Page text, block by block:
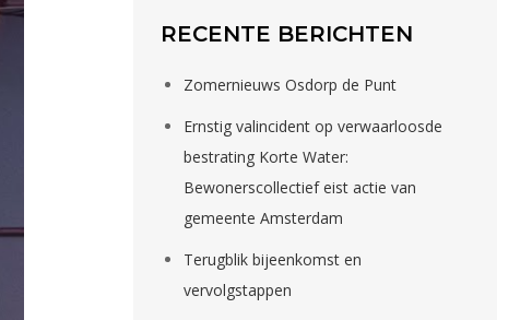
RECENTE BERICHTEN
Zomernieuws Osdorp de Punt
Ernstig valincident op verwaarloosde
bestrating Korte Water:
Bewonerscollectief eist actie van
gemeente Amsterdam
Terugblik bijeenkomst en
vervolgstappen